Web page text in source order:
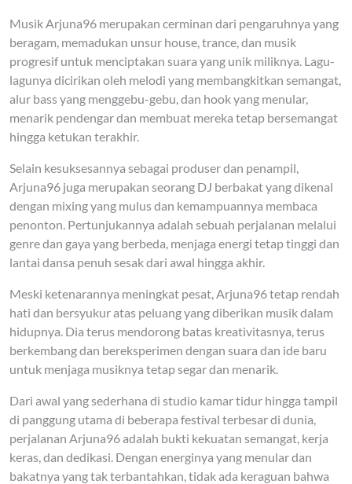
Musik Arjuna96 merupakan cerminan dari pengaruhnya yang
beragam, memadukan unsur house, trance, dan musik
progresif untuk menciptakan suara yang unik miliknya. Lagu-
lagunya dicirikan oleh melodi yang membangkitkan semangat,
alur bass yang menggebu-gebu, dan hook yang menular,
menarik pendengar dan membuat mereka tetap bersemangat
hingga ketukan terakhir.
Selain kesuksesannya sebagai produser dan penampil,
Arjuna96 juga merupakan seorang DJ berbakat yang dikenal
dengan mixing yang mulus dan kemampuannya membaca
penonton. Pertunjukannya adalah sebuah perjalanan melalui
genre dan gaya yang berbeda, menjaga energi tetap tinggi dan
lantai dansa penuh sesak dari awal hingga akhir.
Meski ketenarannya meningkat pesat, Arjuna96 tetap rendah
hati dan bersyukur atas peluang yang diberikan musik dalam
hidupnya. Dia terus mendorong batas kreativitasnya, terus
berkembang dan bereksperimen dengan suara dan ide baru
untuk menjaga musiknya tetap segar dan menarik.
Dari awal yang sederhana di studio kamar tidur hingga tampil
di panggung utama di beberapa festival terbesar di dunia,
perjalanan Arjuna96 adalah bukti kekuatan semangat, kerja
keras, dan dedikasi. Dengan energinya yang menular dan
bakatnya yang tak terbantahkan, tidak ada keraguan bahwa